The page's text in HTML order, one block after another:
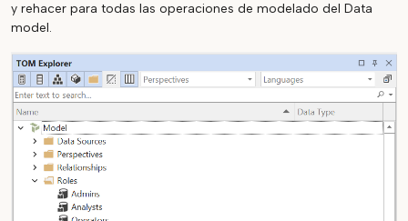
y rehacer para todas las operaciones de modelado del Data
model.